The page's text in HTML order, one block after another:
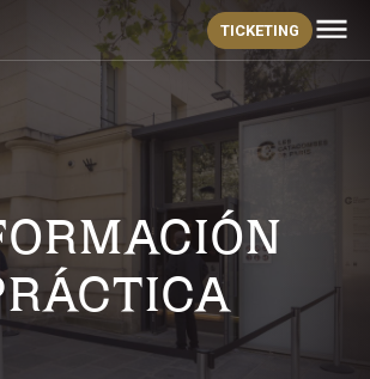
TICKETING